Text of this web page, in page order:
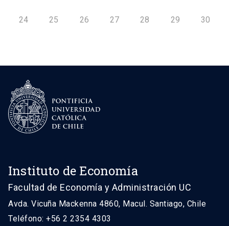
24 25 26 27 28 29 30
Instituto de Economía
Facultad de Economía y Administración UC
Avda. Vicuña Mackenna 4860, Macul. Santiago, Chile
Teléfono: +56 2 2354 4303